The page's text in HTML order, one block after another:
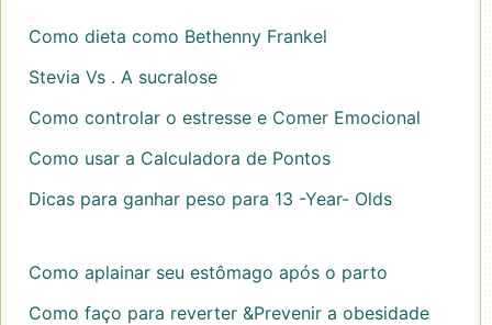
Como dieta como Bethenny Frankel
Stevia Vs . A sucralose
Como controlar o estresse e Comer Emocional
Como usar a Calculadora de Pontos
Dicas para ganhar peso para 13 -Year- Olds
Como aplainar seu estômago após o parto
Como faço para reverter &Prevenir a obesidade